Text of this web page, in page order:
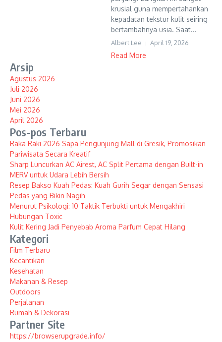
krusial guna mempertahankan
kepadatan tekstur kulit seiring
bertambahnya usia. Saat...
Albert Lee April 19, 2026
Read More
Arsip
Agustus 2026
Juli 2026
Juni 2026
Mei 2026
April 2026
Pos-pos Terbaru
Raka Raki 2026 Sapa Pengunjung Mall di Gresik, Promosikan
Pariwisata Secara Kreatif
Sharp Luncurkan AC Airest, AC Split Pertama dengan Built-in
MERV untuk Udara Lebih Bersih
Resep Bakso Kuah Pedas: Kuah Gurih Segar dengan Sensasi
Pedas yang Bikin Nagih
Menurut Psikologi: 10 Taktik Terbukti untuk Mengakhiri
Hubungan Toxic
Kulit Kering Jadi Penyebab Aroma Parfum Cepat Hilang
Kategori
Film Terbaru
Kecantikan
Kesehatan
Makanan & Resep
Outdoors
Perjalanan
Rumah & Dekorasi
Partner Site
https://browserupgrade.info/